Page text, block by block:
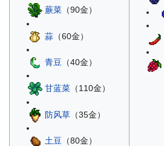
蕨菜（90金）
蒜（60金）
青豆 （40金）
甘蓝菜（110金）
防风草（35金）
土豆 （80金）